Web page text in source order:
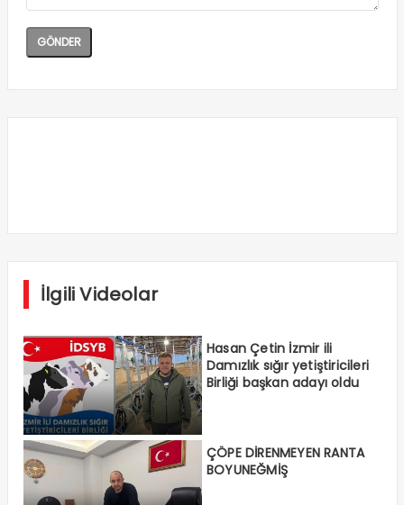
İlgili Videolar
Hasan Çetin İzmir ili
Damızlık sığır yetiştiricileri
Birliği başkan adayı oldu
ÇÖPE DİRENMEYEN RANTA
BOYUNEĞMİŞ